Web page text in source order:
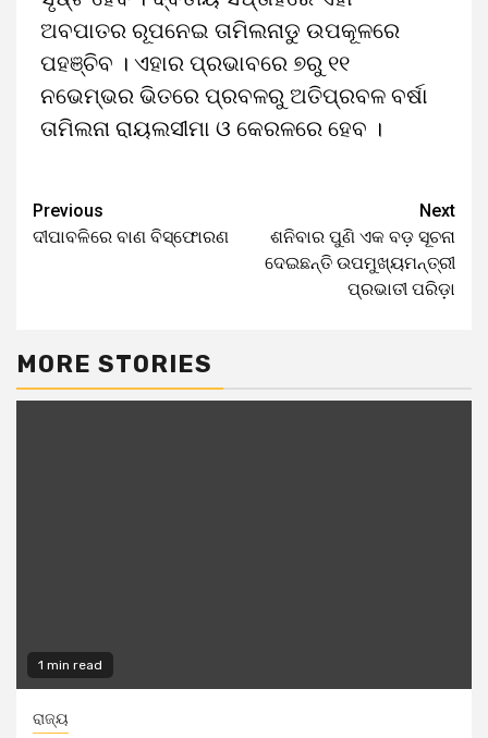
ଅବପାତର ରୂପନେଇ ତାମିଲନାଡୁ ଉପକୂଳରେ
ପହଞ୍ଚିବ । ଏହାର ପ୍ରଭାବରେ ୭ରୁ ୧୧
ନଭେମ୍ଭର ଭିତରେ ପ୍ରବଳରୁ ଅତିପ୍ରବଳ ବର୍ଷା
ତାମିଲନା ରାୟଲସୀମା ଓ କେରଳରେ ହେବ ।
Previous
ଦୀପାବଳିରେ ବାଣ ବିସ୍ଫୋରଣ
Next
ଶନିବାର ପୁଣି ଏକ ବଡ଼ ସୂଚନା
ଦେଇଛନ୍ତି ଉପମୁଖ୍ୟମନ୍ତ୍ରୀ
ପ୍ରଭାତୀ ପରିଡ଼ା
MORE STORIES
1 min read
ରାଜ୍ୟ